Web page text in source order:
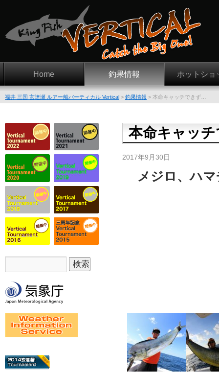
Home 釣果情報 ホットショ
福井 三国 玄達瀬 ルアー船バーティカル Vertical > 釣果情報 > 本命キャッチできず…
本命キャッ
2017年9月30日
メジロ、ハ